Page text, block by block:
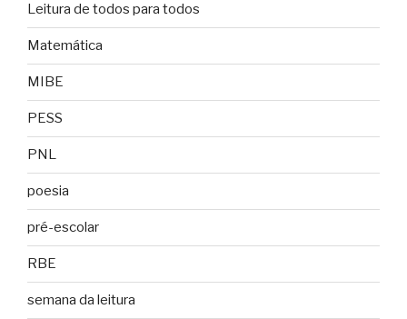
Leitura de todos para todos
Matemática
MIBE
PESS
PNL
poesia
pré-escolar
RBE
semana da leitura